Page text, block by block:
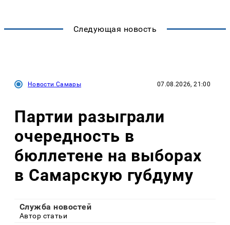
Следующая новость
Новости Самары 07.08.2026, 21:00
Партии разыграли
очередность в
бюллетене на выборах
в Самарскую губдуму
Служба новостей
Автор статьи